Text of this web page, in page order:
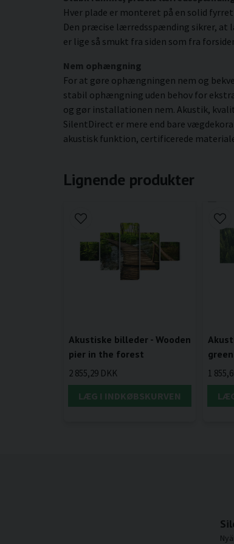
Hver plade er monteret på en solid
Den præcise lærredsspænding sikrer,
er lige så smukt fra siden som fra
Nem ophængning
For at gøre ophængningen nem og
stabil ophængning uden behov for
og gør installationen nem. Akustik,
SilentDirect er mere end bare
akustisk funktion, certificerede
Lignende produkter
Akustiske billeder - Wooden
pier in the forest
2 855,29 DKK
LÆG I INDKØBSKURVEN
1